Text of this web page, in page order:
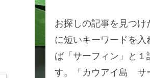
お探しの記事を見つけ
に短いキーワードを入
ば「サーフィン」と１
す。「カウアイ島 サ